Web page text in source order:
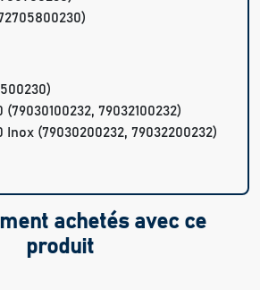
(79030100232, 79032100232)
Inox (79030200232, 79032200232)
achetés avec ce
produit